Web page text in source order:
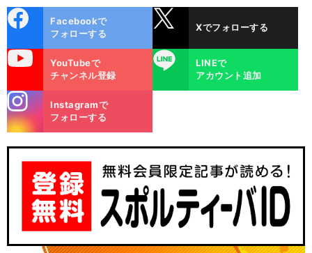
ok
Facebookで
フォローする
Xでフォローする
YouTubeで
チャンネル登録
LINE
LINEで
アカウント追加
m
Instagramで
フォローする